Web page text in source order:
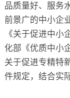
品质量好、服务
前景广的中小企
《关于促进中小
化部《优质中小
关于促进专精特
件规定，结合实